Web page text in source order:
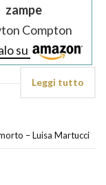
zampe
Compton
su
Leggi tutto
– Luisa Martucci